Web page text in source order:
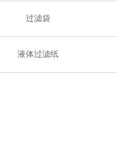
过滤袋
液体过滤纸